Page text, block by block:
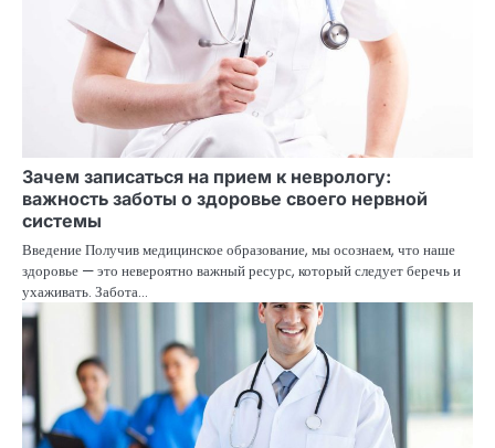
Зачем записаться на прием к неврологу:
важность заботы о здоровье своего нервной
системы
Введение Получив медицинское образование, мы осознаем, что наше
здоровье — это невероятно важный ресурс, который следует беречь и
ухаживать. Забота…